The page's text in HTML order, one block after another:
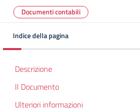
Documenti contabili
Indice della pagina
Descrizione
Il Documento
Ulteriori informazioni